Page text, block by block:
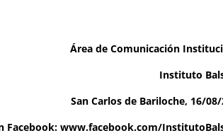
Área de Comunicación
Instituto
San Carlos de Bariloche, 16/
Facebook:www.facebook.com/